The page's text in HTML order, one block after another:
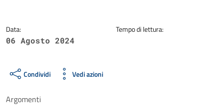
Data:
06 Agosto 2024
Tempo di lettura:
Condividi Vedi azioni
Argomenti